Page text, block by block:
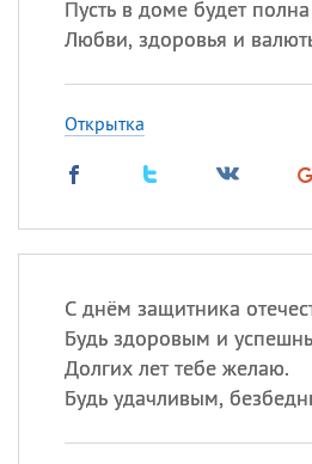
Пусть в доме будет
Любви, здоровья и
Открытка
С днём защитника
Будь здоровым и
Долгих лет тебе желаю.
Будь удачливым,